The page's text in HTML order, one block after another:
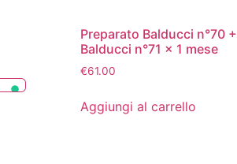
Preparato Balducci n°70 +
Balducci n°71 x 1 mese
€61.00
Aggiungi al carrello